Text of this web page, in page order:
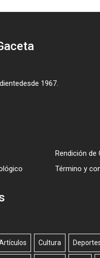
1967.
Rendición de
Término y
Cultura